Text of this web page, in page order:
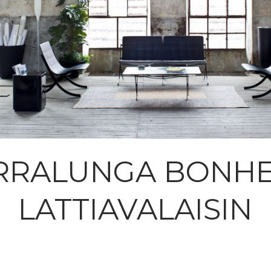
LATTIAVALAISIN